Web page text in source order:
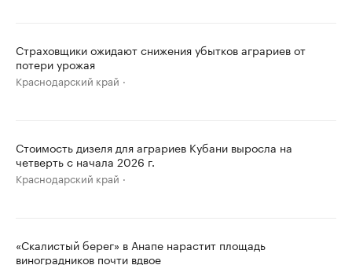
Страховщики ожидают снижения убытков аграриев от
потери урожая
Краснодарский край
Стоимость дизеля для аграриев Кубани выросла на
четверть с начала 2026 г.
Краснодарский край
«Скалистый берег» в Анапе нарастит площадь
виноградников почти вдвое